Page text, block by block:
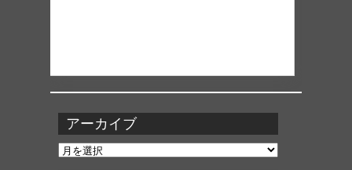
アーカイブ
ア